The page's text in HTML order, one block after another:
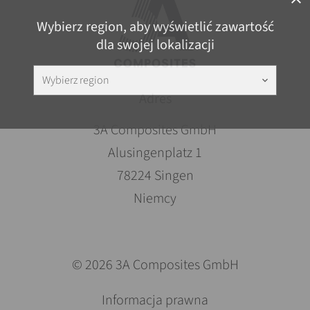
Wybierz region, aby wyświetlić zawartość
dla swojej lokalizacji
Wybierz region keyboard_arrow_down
Adres
3A Composites GmbH
Alusingenplatz 1
78224 Singen
Niemcy
© 2026 3A Composites GmbH
Pomiń
Informacja prawna